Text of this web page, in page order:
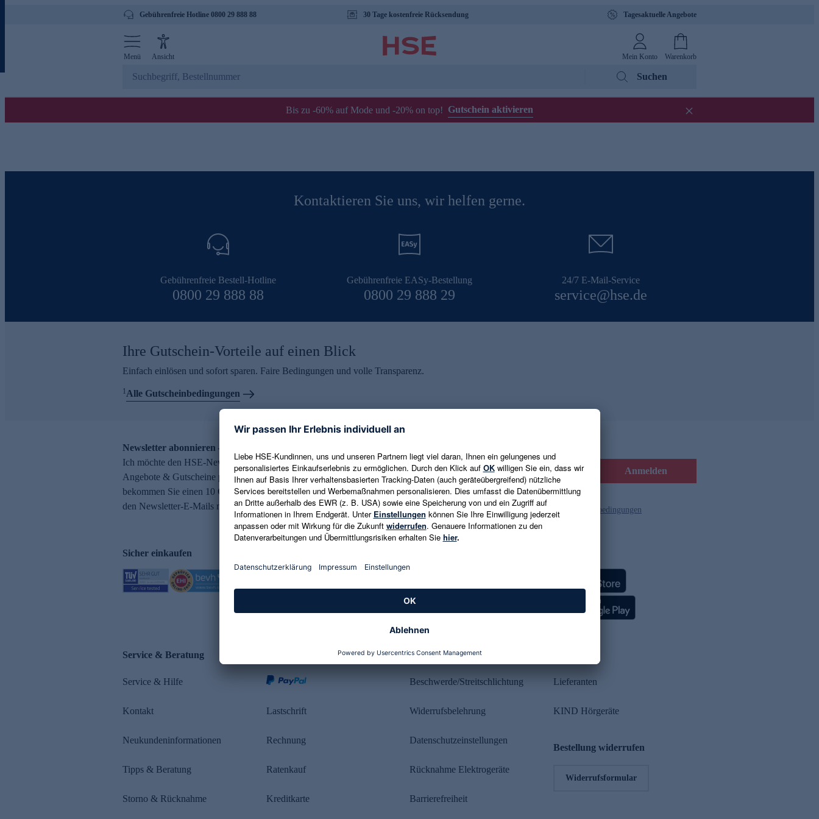
Gebührenfreie Hotline 0800 29 888 88 30 Tage kostenfreie Rücksendung Tagesaktuelle Angebote
Menü Ansicht Mein Konto Warenkorb
Suchen
Bis zu -60% auf Mode und -20% on top! Gutschein aktivieren
Kontaktieren Sie uns, wir helfen gerne.
Gebührenfreie Bestell-Hotline
0800 29 888 88
Gebührenfreie EASy-Bestellung
0800 29 888 29
24/7 E-Mail-Service
service@hse.de
Ihre Gutschein-Vorteile auf einen Blick
Einfach einlösen und sofort sparen. Faire Bedingungen und volle Transparenz.
1Alle Gutscheinbedingungen
Newsletter abonnieren – 10 € Gutschein erhalten
Ich möchte den HSE-Newsletter abonnieren und aktuelle Trends,
Angebote & Gutscheine per E-Mail erhalten. Als Dankeschön
bekommen Sie einen 10 € Gutschein. Eine Abmeldung ist jederzeit in
den Newsletter-E-Mails möglich.
E-Mail-Adresse eingeben Anmelden
Es gelten die Datenschutzrichtlinien und die Gutscheinbedingungen
Sicher einkaufen
Service & Beratung
Service & Hilfe
Kontakt
Neukundeninformationen
Tipps & Beratung
Storno & Rücknahme
Lastschrift
Rechnung
Ratenkauf
Kreditkarte
Rechtliches
Beschwerde/Streitschlichtung
Widerrufsbelehrung
Datenschutzeinstellungen
Rücknahme Elektrogeräte
Barrierefreiheit
Lieferanten
KIND Hörgeräte
Bestellung widerrufen
Widerrufsformular